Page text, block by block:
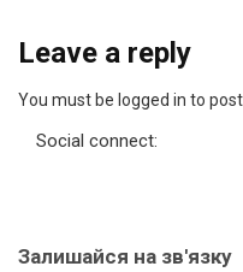
Leave a reply
You must be logged in to
Social connect:
Залишайся на зв'язку